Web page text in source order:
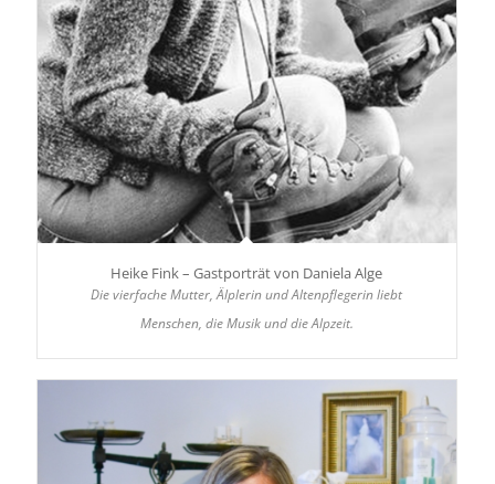
Heike Fink – Gastporträt von Daniela Alge
Die vierfache Mutter, Älplerin und Altenpflegerin liebt
Menschen, die Musik und die Alpzeit.